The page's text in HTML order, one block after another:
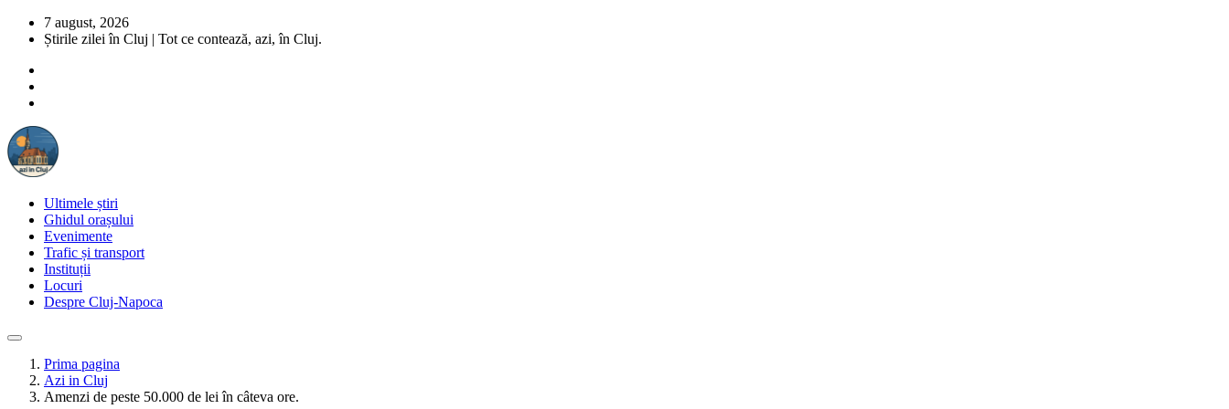
7 august, 2026
Știrile zilei în Cluj | Tot ce contează, azi, în Cluj.
Ultimele știri
Ghidul orașului
Evenimente
Trafic și transport
Instituții
Locuri
Despre Cluj-Napoca
Prima pagina
Azi in Cluj
Amenzi de peste 50.000 de lei în câteva ore.